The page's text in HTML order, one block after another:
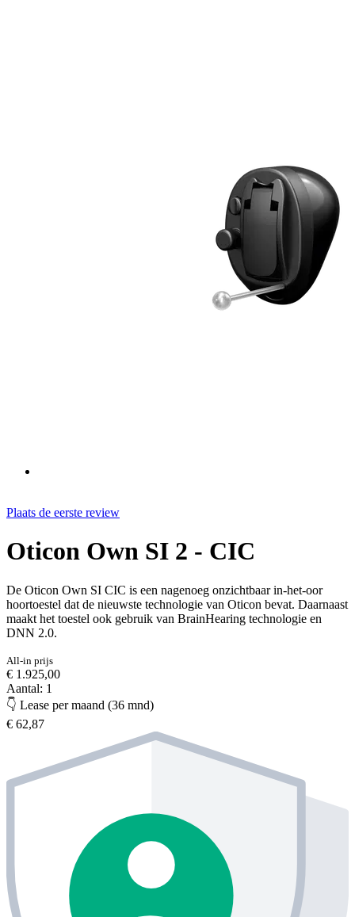
Plaats de eerste review
Oticon Own SI 2 - CIC
De Oticon Own SI CIC is een nagenoeg onzichtbaar in-het-oor
hoortoestel dat de nieuwste technologie van Oticon bevat. Daarnaast
maakt het toestel ook gebruik van BrainHearing technologie en
DNN 2.0.
All-in prijs
€ 1.925,00
Aantal: 1
👇 Lease per maand (36 mnd)
€ 62,87